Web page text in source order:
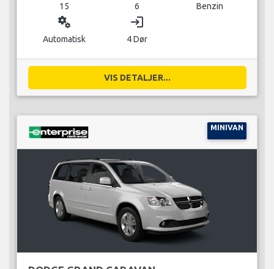
15 6 Benzin
miscellaneous_services
Automatisk
login
4 Dør
VIS DETALJER...
MINIVAN